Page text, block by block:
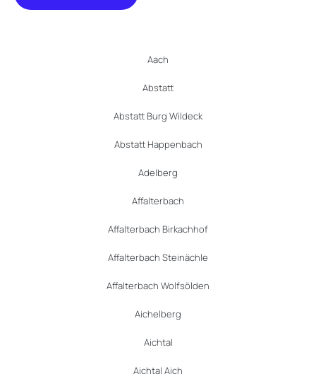
Aach
Abstatt
Abstatt Burg Wildeck
Abstatt Happenbach
Adelberg
Affalterbach
Affalterbach Birkachhof
Affalterbach Steinächle
Affalterbach Wolfsölden
Aichelberg
Aichtal
Aichtal Aich